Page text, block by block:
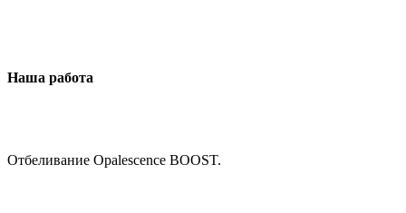
Наша работа
Отбеливание Opalescence BOOST.